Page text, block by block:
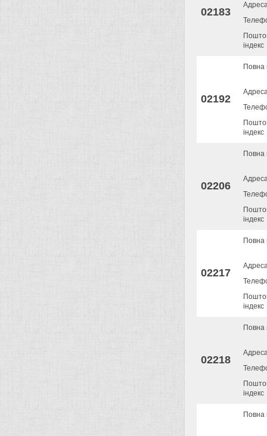
02183
індекс
02192
Повна
індекс
02206
Повна
індекс
02217
Повна
індекс
02218
Повна
індекс
Повна